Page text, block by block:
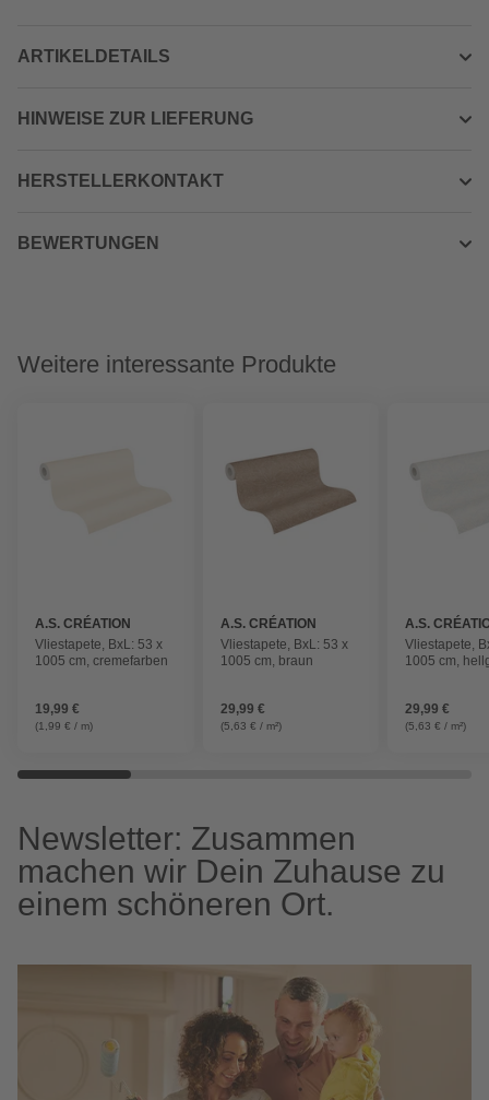
ARTIKELDETAILS
HINWEISE ZUR LIEFERUNG
HERSTELLERKONTAKT
BEWERTUNGEN
Weitere interessante Produkte
A.S. CRÉATION
Vliestapete, BxL: 53 x
1005 cm, cremefarben
19,99 €
(1,99 € / m)
A.S. CRÉATION
Vliestapete, BxL: 53 x
1005 cm, braun
29,99 €
(5,63 € / m²)
A.S.
Vliestapete,
1005 cm,
29,99 €
(5,63 € / m²)
Newsletter: Zusammen
machen wir Dein Zuhause zu
einem schöneren Ort.